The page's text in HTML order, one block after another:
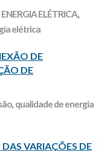
ELÉTRICA,
elétrica
DE
DE
, qualidade de energia
VARIAÇÕES DE